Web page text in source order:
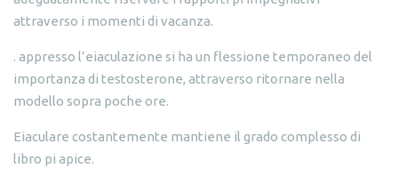
attraverso i momenti di vacanza.
. appresso l’eiaculazione si ha un flessione temporaneo del
importanza di testosterone, attraverso ritornare nella
modello sopra poche ore.
Eiaculare costantemente mantiene il grado complesso di
libro pi apice.